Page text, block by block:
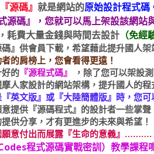
『源碼』 就是網站的原始設計程式碼
源碼』，您就可以馬上架設該網站
耗費大量金錢與時間去設計 （免
』供會員下載，希望藉此提升國人
的肩榜上，您會看得更遠！
的 『源程式碼』
，除了您可以架設
人家設計的網站架構，提升國人的
英文版』或『大陸簡體版』時，您
提供『源碼程式』的設計者一些掌聲
供分享，才有更進步的未來與希望！
願意付出而展露『生命的意義』……….
程式源碼實戰密訓）教學課程